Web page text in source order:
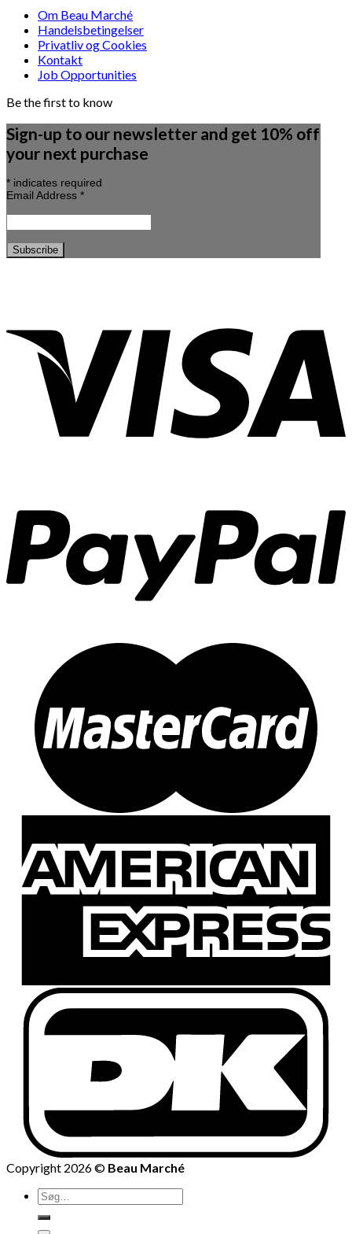
Om Beau Marché
Handelsbetingelser
Privatliv og Cookies
Kontakt
Job Opportunities
Be the first to know
Sign-up to our newsletter and get 10% off
your next purchase
* indicates required
Email Address *
Copyright 2026 © Beau Marché
Søg
efter: